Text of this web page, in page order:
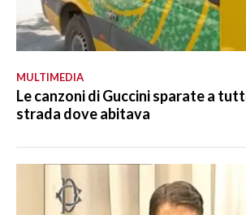
MULTIMEDIA
Le canzoni di Guccini sparate a
strada dove abitava